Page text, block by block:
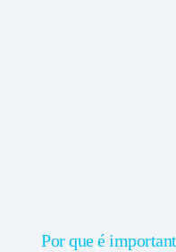
Por que é